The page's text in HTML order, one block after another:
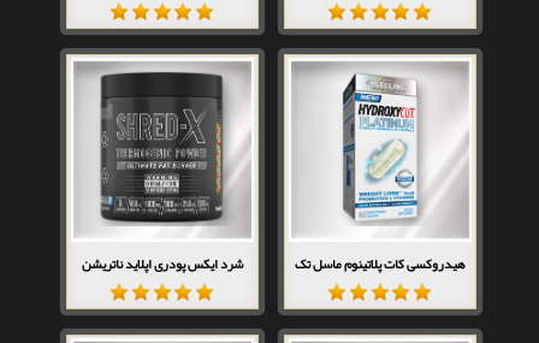
هیدروکسی کات پلاتینوم ماسل تک شرد ایکس پودری اپلاید ناتریشن